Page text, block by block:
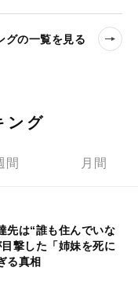
グの一覧を見る
ング
間 月間
先は“誰も住んでいな
撃した「姉妹を死に
る真相